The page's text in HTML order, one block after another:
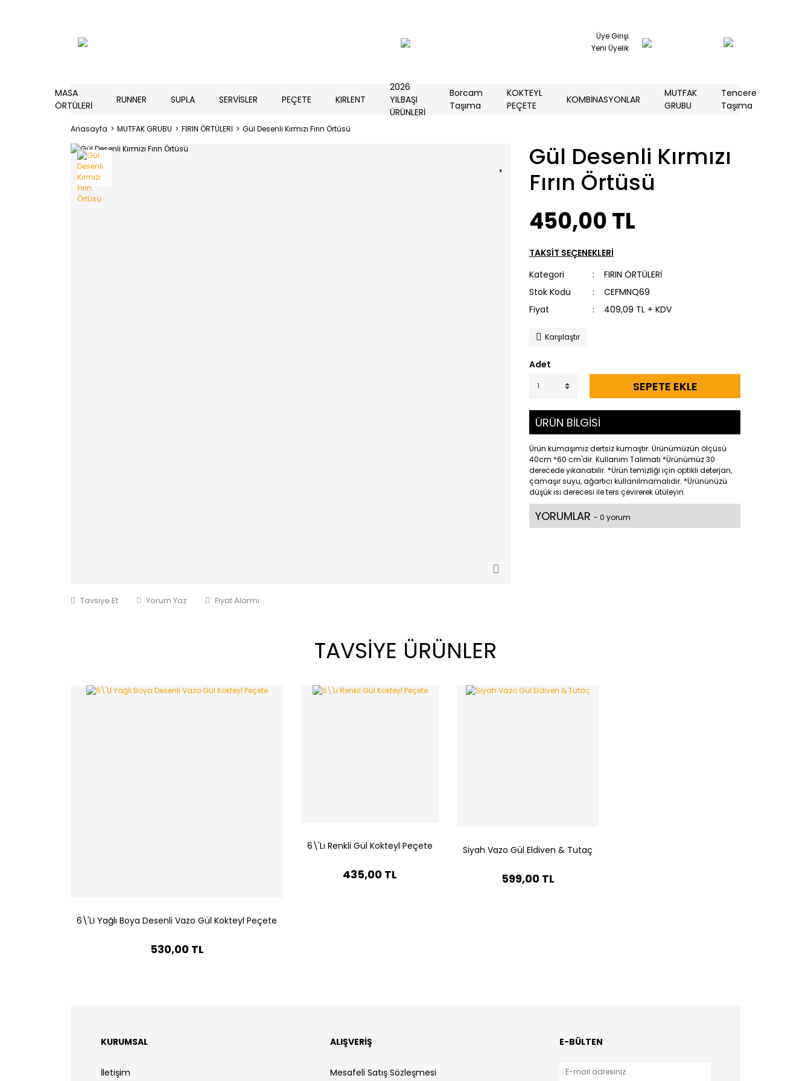
Üye Girişi
Yeni Üyelik
MASA
ÖRTÜLERİ
RUNNER SUPLA SERVİSLER PEÇETE KIRLENT
2026
YILBAŞI
ÜRÜNLERİ
Borcam
Taşıma
KOKTEYL
PEÇETE
KOMBİNASYONLAR
MUTFAK
GRUBU
Tencere
Taşıma
Anasayfa MUTFAK GRUBU FIRIN ÖRTÜLERİ Gül Desenli Kırmızı Fırın Örtüsü
Tavsiye Et Yorum Yaz Fiyat Alarmı
Gül Desenli Kırmızı
Fırın Örtüsü
450,00 TL
TAKSİT SEÇENEKLERİ
Kategori
FIRIN ÖRTÜLERİ
Stok Kodu
CEFMNQ69
Fiyat
409,09 TL + KDV
Karşılaştır
Adet
SEPETE EKLE
ÜRÜN BİLGİSİ
Ürün kumaşımız dertsiz kumaştır. Ürünümüzün ölçüsü
40cm *60 cm'dir. Kullanım Talimatı *Ürünümüz 30
derecede yıkanabilir. *Ürün temizliği için optikli deterjan,
çamaşır suyu, ağartıcı kullanılmamalıdır. *Ürününüzü
düşük ısı derecesi ile ters çevirerek ütüleyin.
YORUMLAR - 0 yorum
TAVSİYE ÜRÜNLER
6\'LI Yağlı Boya Desenli Vazo Gül Kokteyl Peçete
530,00 TL
6\'Lı Renkli Gül Kokteyl Peçete
435,00 TL
Siyah Vazo Gül Eldiven & Tutaç
599,00 TL
KURUMSAL
İletişim
ALIŞVERİŞ
Mesafeli Satış Sözleşmesi
E-BÜLTEN